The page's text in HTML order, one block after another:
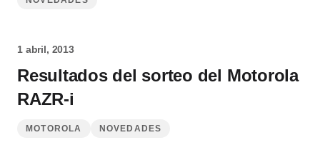
1 abril, 2013
Resultados del sorteo del Motorola
RAZR-i
MOTOROLA NOVEDADES